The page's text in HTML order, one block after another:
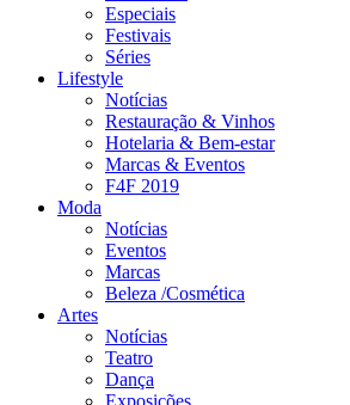
Especiais
Festivais
Séries
Lifestyle
Notícias
Restauração & Vinhos
Hotelaria & Bem-estar
Marcas & Eventos
F4F 2019
Moda
Notícias
Eventos
Marcas
Beleza /Cosmética
Artes
Notícias
Teatro
Dança
Exposições